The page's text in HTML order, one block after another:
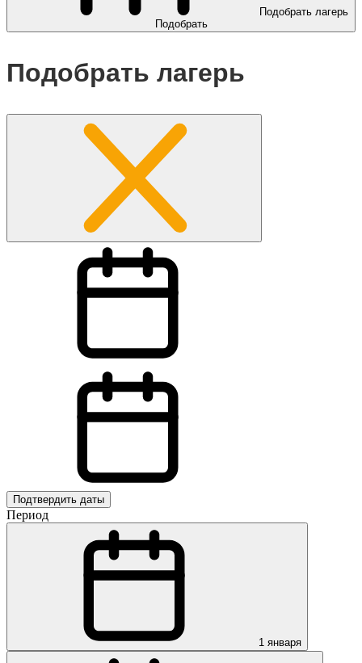
Подобрать лагерь
Подобрать
Подобрать лагерь
Подтвердить даты
Период
1 января